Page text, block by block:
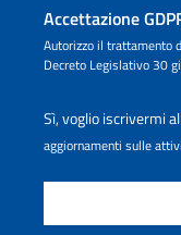
Accettazione
Autorizzo il trattamento
Decreto Legislativo 30
Sì, voglio iscrivermi
aggiornamenti sulle